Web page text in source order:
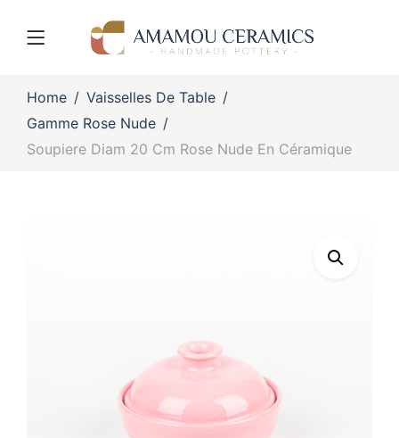
Home
Vaisselles De Table
Gamme Rose Nude
Soupiere Diam 20 Cm Rose Nude En Céramique